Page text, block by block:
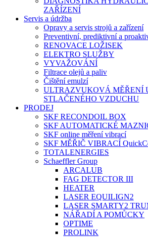
ZAŘÍZENÍ
Servis a údržba
Opravy a servis strojů a zařízení
Preventivní, prediktivní a
RENOVACE LOŽISEK
ELEKTRO SLUŽBY
VYVAŽOVÁNÍ
Filtrace olejů a paliv
Čištění emulzí
ULTRAZVUKOVÁ MĚŘENÍ
STLAČENÉHO VZDUCHU
PRODEJ
SKF RECONDOIL BOX
SKF AUTOMATICKÉ
SKF online měření vibrací
SKF MĚŘIČ VIBRACÍ
TOTALENERGIES
Schaeffler Group
ARCALUB
FAG DETECTOR III
HEATER
LASER EQUILIGN2
LASER SMARTY2
NÁŘADÍ A POMŮCKY
OPTIME
PROLINK